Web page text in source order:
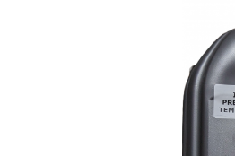
Generatoare Electrice Husqvarna
Masini de tuns gazon Husqvarna